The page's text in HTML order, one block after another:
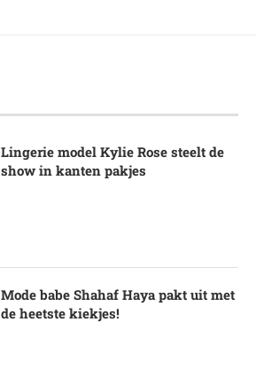
Lingerie model Kylie Rose steelt de
show in kanten pakjes
Mode babe Shahaf Haya pakt uit met
de heetste kiekjes!